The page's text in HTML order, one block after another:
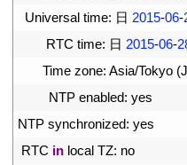
Universal time: 日 2015-06-
RTC time: 日 2015-06-
Time zone: Asia/Tokyo (
NTP enabled: yes
NTP synchronized: yes
RTC in local TZ: no